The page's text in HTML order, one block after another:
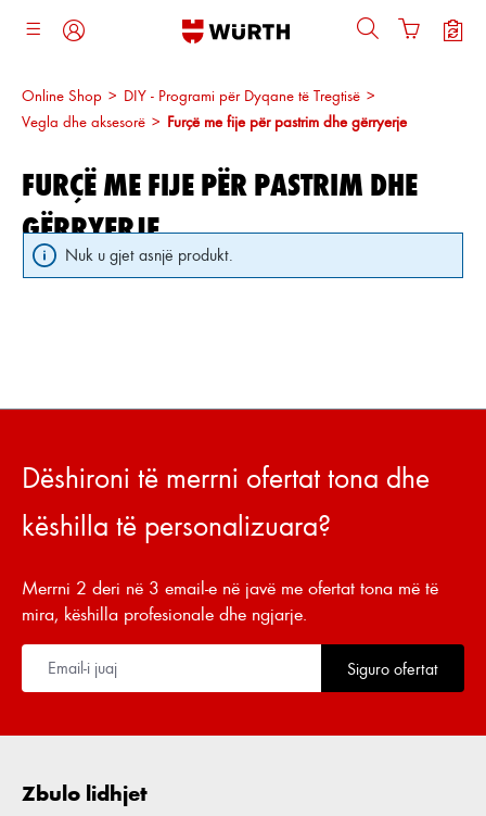
kryesore
Online Shop > DIY - Programi për Dyqane të Tregtisë >
Vegla dhe aksesorë > Furçë me fije për pastrim dhe gërryerje
FURÇË ME FIJE PËR PASTRIM DHE
GËRRYERJE
Nuk u gjet asnjë produkt.
Dëshironi të merrni ofertat tona dhe
këshilla të personalizuara?
Merrni 2 deri në 3 email-e në javë me ofertat tona më të
mira, këshilla profesionale dhe ngjarje.
Siguro ofertat
Zbulo lidhjet